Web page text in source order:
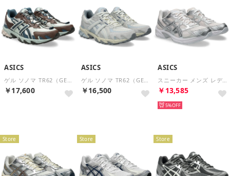
ASICS
ゲル ソノマ TR62（GEL-SONOMA TR62） （Cream/Raw Indigo）
￥17,600
ASICS
ゲル ソノマ TR62（GEL-SONOMA TR62） （Cream/Storm Cloud）
￥16,500
ASICS
スニーカー メンズ レディース 1203A609 asics GEL-1130 （シルバー）
￥13,585
5%
Store Store Store